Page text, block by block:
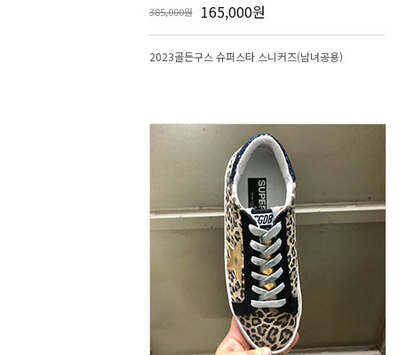
385,000원 165,000원
2023골든구스 슈퍼스타 스니커즈(남녀공용)